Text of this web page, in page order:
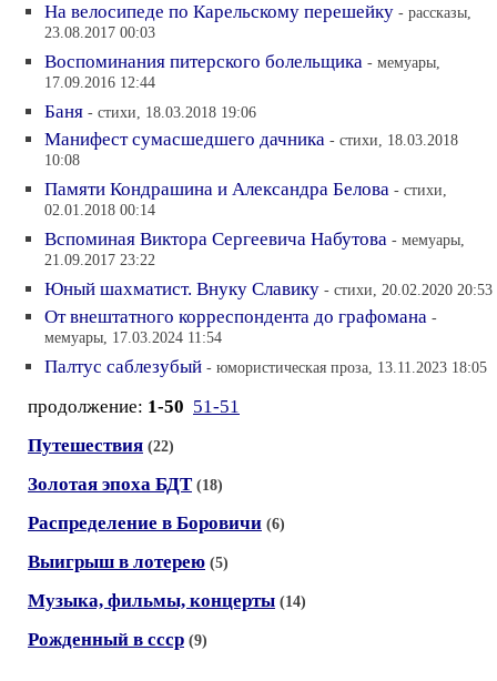
На велосипеде по Карельскому перешейку - рассказы,
23.08.2017 00:03
Воспоминания питерского болельщика - мемуары,
17.09.2016 12:44
Баня - стихи, 18.03.2018 19:06
Манифест сумасшедшего дачника - стихи, 18.03.2018
10:08
Памяти Кондрашина и Александра Белова - стихи,
02.01.2018 00:14
Вспоминая Виктора Сергеевича Набутова - мемуары,
21.09.2017 23:22
Юный шахматист. Внуку Славику - стихи, 20.02.2020 20:53
От внештатного корреспондента до графомана -
мемуары, 17.03.2024 11:54
Палтус саблезубый - юмористическая проза, 13.11.2023 18:05
продолжение: 1-50 51-51
Путешествия (22)
Золотая эпоха БДТ (18)
Распределение в Боровичи (6)
Выигрыш в лотерею (5)
Музыка, фильмы, концерты (14)
Рожденный в ссср (9)